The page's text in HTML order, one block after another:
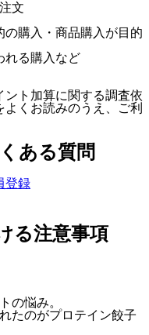
文
の購入・商品購入が目的
れる購入など
ント加算に関する調査依
くお読みのうえ、ご利
ある質問
登録
る注意事項
の悩み。
たのがプロテイン餃子